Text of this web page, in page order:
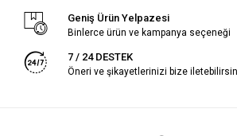
Geniş Ürün Yelpazesi
Binlerce ürün ve kampanya seçeneği
7 / 24 DESTEK
Öneri ve şikayetlerinizi bize